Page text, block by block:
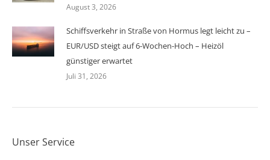
August 3, 2026
Schiffsverkehr in Straße von Hormus legt leicht zu –
EUR/USD steigt auf 6-Wochen-Hoch – Heizöl
günstiger erwartet
Juli 31, 2026
Unser Service